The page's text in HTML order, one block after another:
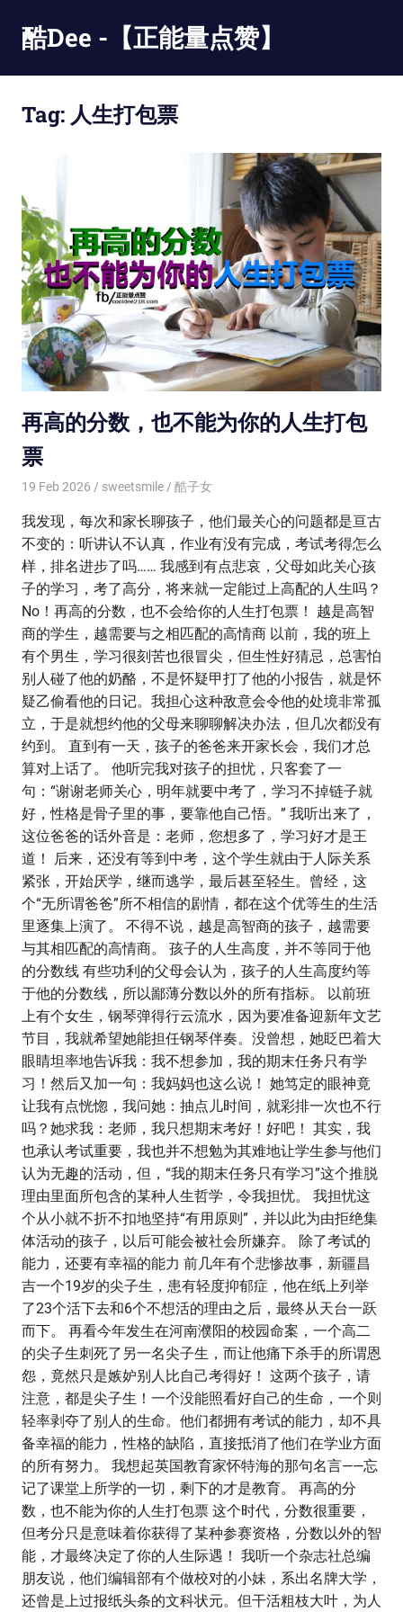
content
酷Dee -【正能量点赞】
最
酷
Tag: 人生打包票
再高的分数，也不能为你的人生打包
票
19 Feb 2026 sweetsmile 酷子女
我发现，每次和家长聊孩子，他们最关心的问题都是亘古
不变的：听讲认不认真，作业有没有完成，考试考得怎么
样，排名进步了吗…… 我感到有点悲哀，父母如此关心孩
子的学习，考了高分，将来就一定能过上高配的人生吗？
No！再高的分数，也不会给你的人生打包票！ 越是高智
商的学生，越需要与之相匹配的高情商 以前，我的班上
有个男生，学习很刻苦也很冒尖，但生性好猜忌，总害怕
别人碰了他的奶酪，不是怀疑甲打了他的小报告，就是怀
疑乙偷看他的日记。我担心这种敌意会令他的处境非常孤
立，于是就想约他的父母来聊聊解决办法，但几次都没有
约到。 直到有一天，孩子的爸爸来开家长会，我们才总
算对上话了。 他听完我对孩子的担忧，只客套了一
句：“谢谢老师关心，明年就要中考了，学习不掉链子就
好，性格是骨子里的事，要靠他自己悟。” 我听出来了，
这位爸爸的话外音是：老师，您想多了，学习好才是王
道！ 后来，还没有等到中考，这个学生就由于人际关系
紧张，开始厌学，继而逃学，最后甚至轻生。曾经，这
个“无所谓爸爸”所不相信的剧情，都在这个优等生的生活
里逐集上演了。 不得不说，越是高智商的孩子，越需要
与其相匹配的高情商。 孩子的人生高度，并不等同于他
的分数线 有些功利的父母会认为，孩子的人生高度约等
于他的分数线，所以鄙薄分数以外的所有指标。 以前班
上有个女生，钢琴弹得行云流水，因为要准备迎新年文艺
节目，我就希望她能担任钢琴伴奏。没曾想，她眨巴着大
眼睛坦率地告诉我：我不想参加，我的期末任务只有学
习！然后又加一句：我妈妈也这么说！ 她笃定的眼神竟
让我有点恍惚，我问她：抽点儿时间，就彩排一次也不行
吗？她求我：老师，我只想期末考好！好吧！ 其实，我
也承认考试重要，我也并不想勉为其难地让学生参与他们
认为无趣的活动，但，“我的期末任务只有学习”这个推脱
理由里面所包含的某种人生哲学，令我担忧。 我担忧这
个从小就不折不扣地坚持“有用原则”，并以此为由拒绝集
体活动的孩子，以后可能会被社会所嫌弃。 除了考试的
能力，还要有幸福的能力 前几年有个悲惨故事，新疆昌
吉一个19岁的尖子生，患有轻度抑郁症，他在纸上列举
了23个活下去和6个不想活的理由之后，最终从天台一跃
而下。 再看今年发生在河南濮阳的校园命案，一个高二
的尖子生刺死了另一名尖子生，而让他痛下杀手的所谓恩
怨，竟然只是嫉妒别人比自己考得好！ 这两个孩子，请
注意，都是尖子生！一个没能照看好自己的生命，一个则
轻率剥夺了别人的生命。他们都拥有考试的能力，却不具
备幸福的能力，性格的缺陷，直接抵消了他们在学业方面
的所有努力。 我想起英国教育家怀特海的那句名言——忘
记了课堂上所学的一切，剩下的才是教育。 再高的分
数，也不能为你的人生打包票 这个时代，分数很重要，
但考分只是意味着你获得了某种参赛资格，分数以外的智
能，才最终决定了你的人生际遇！ 我听一个杂志社总编
朋友说，他们编辑部有个做校对的小妹，系出名牌大学，
还曾是上过报纸头条的文科状元。但干活粗枝大叶，为人